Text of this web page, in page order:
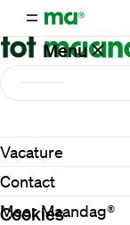
Menu
Werken
via
Maandag®
Cookies
Vacature
Contact
Meer Maandag®